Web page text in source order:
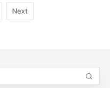
Next